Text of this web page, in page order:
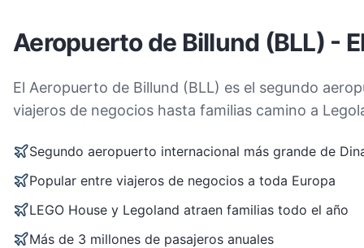
Aeropuerto de Billund (BLL) -
El Aeropuerto de Billund (BLL) es el segundo
viajeros de negocios hasta familias camino a
Segundo aeropuerto internacional más grande de
Popular entre viajeros de negocios a toda Europa
LEGO House y Legoland atraen familias todo el año
Más de 3 millones de pasajeros anuales